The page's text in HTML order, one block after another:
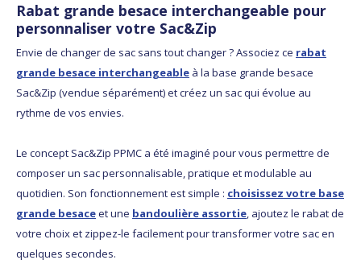
Rabat grande besace interchangeable pour
personnaliser votre Sac&Zip
Envie de changer de sac sans tout changer ? Associez ce rabat
grande besace interchangeable à la base grande besace
Sac&Zip (vendue séparément) et créez un sac qui évolue au
rythme de vos envies.
Le concept Sac&Zip PPMC a été imaginé pour vous permettre de
composer un sac personnalisable, pratique et modulable au
quotidien. Son fonctionnement est simple : choisissez votre base
grande besaceet une bandoulière assortie, ajoutez le rabat de
votre choix et zippez-le facilement pour transformer votre sac en
quelques secondes.